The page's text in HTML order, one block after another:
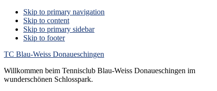
Skip to primary navigation
Skip to content
Skip to primary sidebar
Skip to footer
TC Blau-Weiss Donaueschingen
Willkommen beim Tennisclub Blau-Weiss Donaueschingen im
wunderschönen Schlosspark.